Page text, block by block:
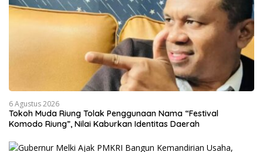
6 Agustus 2026
Tokoh Muda Riung Tolak Penggunaan Nama “Festival
Komodo Riung”, Nilai Kaburkan Identitas Daerah